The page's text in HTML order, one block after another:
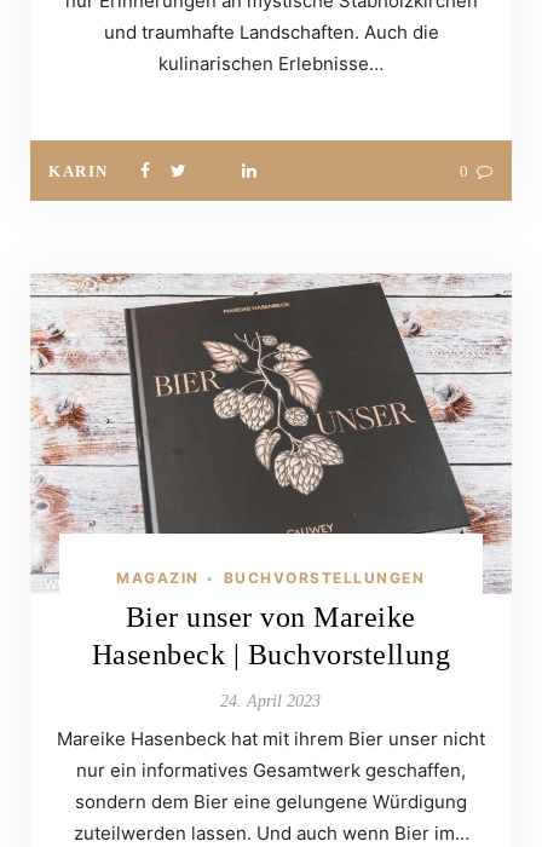
und traumhafte Landschaften. Auch die
kulinarischen Erlebnisse…
KARIN 0
MAGAZIN • BUCHVORSTELLUNGEN
Bier unser von Mareike
Hasenbeck | Buchvorstellung
24. April 2023
Mareike Hasenbeck hat mit ihrem Bier unser nicht
nur ein informatives Gesamtwerk geschaffen,
sondern dem Bier eine gelungene Würdigung
zuteilwerden lassen. Und auch wenn Bier im…